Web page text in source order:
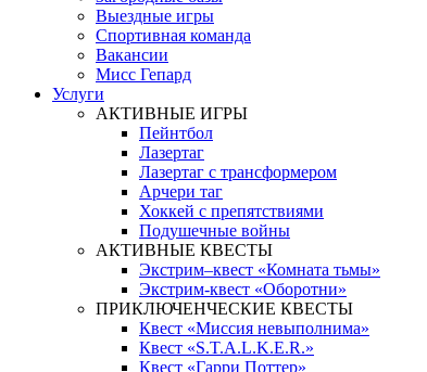
Выездные игры
Спортивная команда
Вакансии
Мисс Гепард
Услуги
АКТИВНЫЕ ИГРЫ
Пейнтбол
Лазертаг
Лазертаг с трансформером
Арчери таг
Хоккей с препятствиями
Подушечные войны
АКТИВНЫЕ КВЕСТЫ
Экстрим–квест «Комната тьмы»
Экстрим-квест «Оборотни»
ПРИКЛЮЧЕНЧЕСКИЕ КВЕСТЫ
Квест «Миссия невыполнима»
Квест «S.T.A.L.K.E.R.»
Квест «Гарри Поттер»